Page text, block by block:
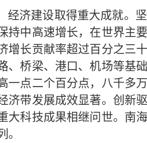
经济建设取得重大成就。
持中高速增长，在世界主
增长贡献率超过百分之三十
、桥梁、港口、机场等基
一点二个百分点，八千多
济带发展成效显著。 创新
大科技成果相继问世。南
。